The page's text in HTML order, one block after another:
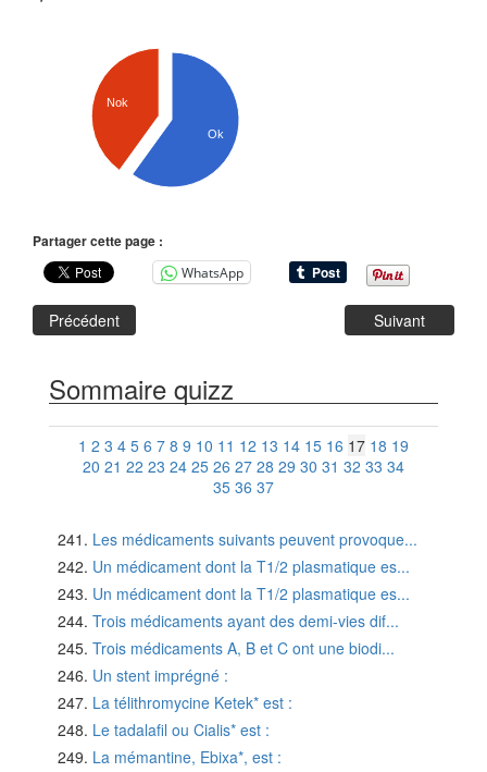
Nok
Ok
Partager cette page :
WhatsApp
Précédent Suivant
Sommaire quizz
1 2 3 4 5 6 7 8 9 10 11 12 13 14 15 16 17 18 19
20 21 22 23 24 25 26 27 28 29 30 31 32 33 34
35 36 37
Les médicaments suivants peuvent provoque...
Un médicament dont la T1/2 plasmatique es...
Un médicament dont la T1/2 plasmatique es...
Trois médicaments ayant des demi-vies dif...
Trois médicaments A, B et C ont une biodi...
Un stent imprégné :
La télithromycine Ketek* est :
Le tadalafil ou Cialis* est :
La mémantine, Ebixa*, est :